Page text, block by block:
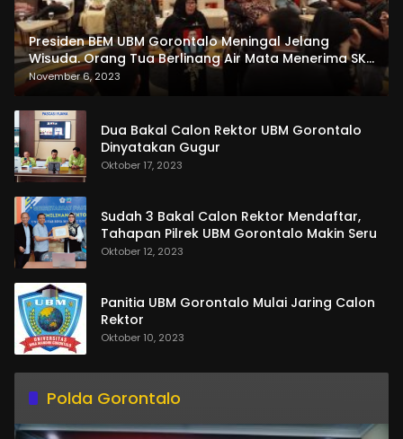
Presiden BEM UBM Gorontalo Meningal Jelang
Wisuda. Orang Tua Berlinang Air Mata Menerima SKL
dan Pemasangan Salempang
November 6, 2023
Dua Bakal Calon Rektor UBM Gorontalo
Dinyatakan Gugur
Oktober 17, 2023
Sudah 3 Bakal Calon Rektor Mendaftar,
Tahapan Pilrek UBM Gorontalo Makin Seru
Oktober 12, 2023
Panitia UBM Gorontalo Mulai Jaring Calon
Rektor
Oktober 10, 2023
Polda Gorontalo